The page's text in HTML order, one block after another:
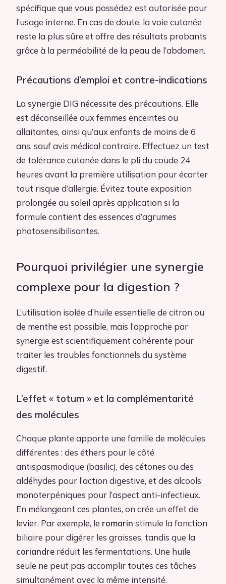
spécifique que vous possédez est autorisée pour
l’usage interne. En cas de doute, la voie cutanée
reste la plus sûre et offre des résultats probants
grâce à la perméabilité de la peau de l’abdomen.
Précautions d’emploi et contre-indications
La synergie DIG nécessite des précautions. Elle
est déconseillée aux femmes enceintes ou
allaitantes, ainsi qu’aux enfants de moins de 6
ans, sauf avis médical contraire. Effectuez un test
de tolérance cutanée dans le pli du coude 24
heures avant la première utilisation pour écarter
tout risque d’allergie. Évitez toute exposition
prolongée au soleil après application si la
formule contient des essences d’agrumes
photosensibilisantes.
Pourquoi privilégier une synergie
complexe pour la digestion ?
L’utilisation isolée d’huile essentielle de citron ou
de menthe est possible, mais l’approche par
synergie est scientifiquement cohérente pour
traiter les troubles fonctionnels du système
digestif.
L’effet « totum » et la complémentarité
des molécules
Chaque plante apporte une famille de molécules
différentes : des éthers pour le côté
antispasmodique (basilic), des cétones ou des
aldéhydes pour l’action digestive, et des alcools
monoterpéniques pour l’aspect anti-infectieux.
En mélangeant ces plantes, on crée un effet de
levier. Par exemple, le romarin stimule la fonction
biliaire pour digérer les graisses, tandis que la
coriandre réduit les fermentations. Une huile
seule ne peut pas accomplir toutes ces tâches
simultanément avec la même intensité.